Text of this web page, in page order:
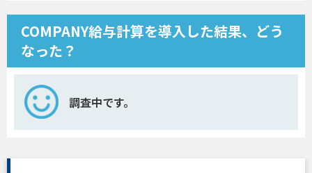
COMPANY給与計算を導入した結果、どう
なった？
調査中です。